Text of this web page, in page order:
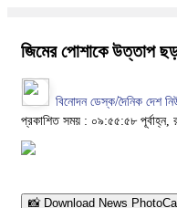
জিমের পোশাকে উত্তাপ
বিনোদন ডেস্ক/দৈনিক দেশ
প্রকাশিত সময় : ০৯:৫৫:৫৮ পূর্বাহ্ন,
📸 Download News